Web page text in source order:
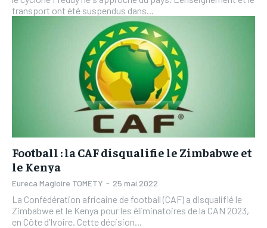
transport ont été suspendus dans...
Football : la CAF disqualifie le Zimbabwe et
le Kenya
Eureca Magloire TOMETY - 25 mai 2022
La Confédération africaine de football (CAF) a disqualifié le
Zimbabwe et le Kenya pour les éliminatoires de la CAN 2023,
en Côte d’Ivoire. Cette décision...